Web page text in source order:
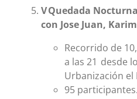
VQuedada
con Jose Juan,
Recorrido de
a las 21 desde
Urbanización el
95 participantes.